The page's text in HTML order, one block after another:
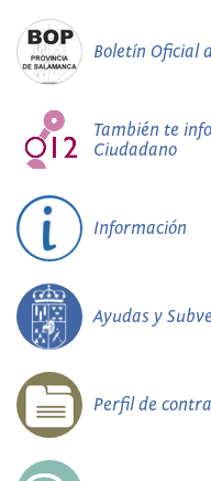
Boletín Oficial
También te
Ciudadano
Información
Ayudas y
Perfil de